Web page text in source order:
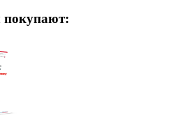
покупают: